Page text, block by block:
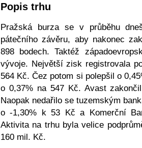
Popis trhu
Pražská burza se v průběhu
pátečního závěru, aby nakonec
898 bodech. Taktéž
vývoje. Největší zisk registrovala
564 Kč. Čez potom si polepšil o
o 0,37% na 547 Kč. Avast
Naopak nedařilo se tuzemským
o -1,30% k 53 Kč a Komerční
Aktivita na trhu byla velice
160 mil. Kč.